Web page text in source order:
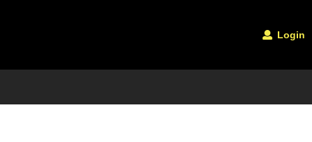
Login